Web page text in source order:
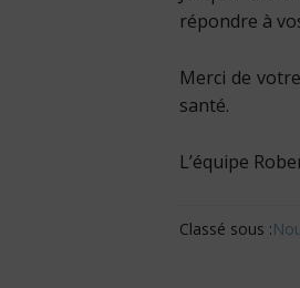
répondre à
Merci de
santé.
L’équipe
Classé sous :